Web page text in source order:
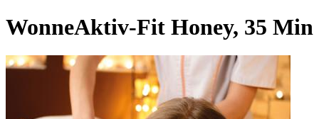
WonneAktiv-Fit Honey, 35 Min